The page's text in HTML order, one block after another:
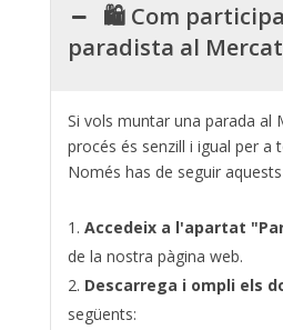
🛍️ Com
paradista al
Si vols muntar una parada al
procés és senzill i igual per a
Només has de seguir
Accedeix a l'apartat
de la nostra pàgina web.
Descarrega i ompli els
següents: